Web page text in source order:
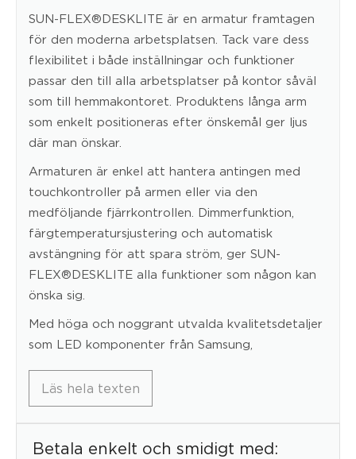
SUN-FLEX®DESKLITE är en armatur framtagen
för den moderna arbetsplatsen. Tack vare dess
flexibilitet i både inställningar och funktioner
passar den till alla arbetsplatser på kontor såväl
som till hemmakontoret. Produktens långa arm
som enkelt positioneras efter önskemål ger ljus
där man önskar.
Armaturen är enkel att hantera antingen med
touchkontroller på armen eller via den
medföljande fjärrkontrollen. Dimmerfunktion,
färgtemperatursjustering och automatisk
avstängning för att spara ström, ger SUN-
FLEX®DESKLITE alla funktioner som någon kan
önska sig.
Med höga och noggrant utvalda kvalitetsdetaljer
som LED komponenter från Samsung,
Läs hela texten
Betala enkelt och smidigt med: